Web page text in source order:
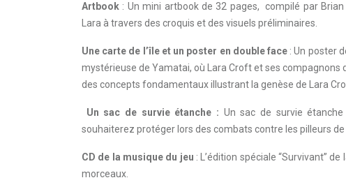
Artbook : Un mini artbook de 32 pages, compilé par
Lara à travers des croquis et des visuels préliminaires.
Une carte de l’île et un poster en double face : Un poster
mystérieuse de Yamatai, où Lara Croft et ses compagnons
des concepts fondamentaux illustrant la genèse de Lara
Un sac de survie étanche : Un sac de survie
souhaiterez protéger lors des combats contre les pilleurs de
CD de la musique du jeu : L’édition spéciale “Survivant”
morceaux.